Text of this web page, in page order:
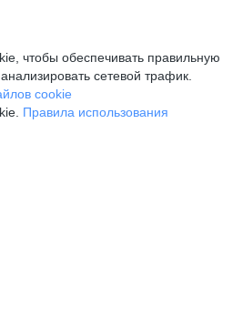
чтобы обеспечивать правильную
сетевой трафик.
cookie
Правила использования